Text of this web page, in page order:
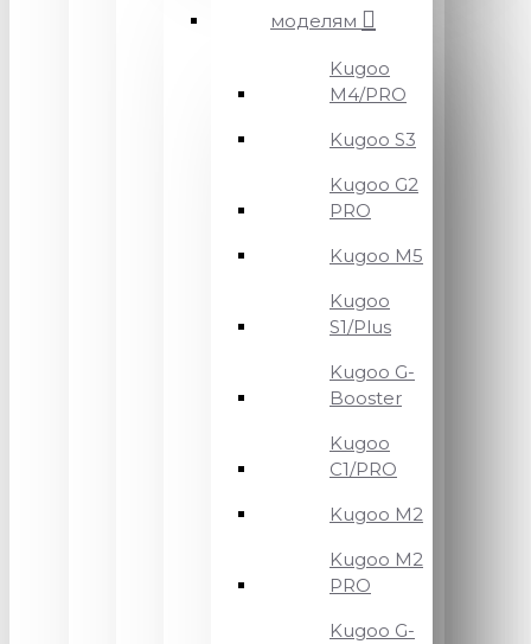
моделям
Kugoo
M4/PRO
Kugoo S3
Kugoo G2
PRO
Kugoo M5
Kugoo
S1/Plus
Kugoo G-
Booster
Kugoo
C1/PRO
Kugoo M2
Kugoo M2
PRO
Kugoo G-